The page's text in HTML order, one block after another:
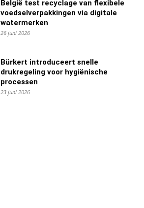
België test recyclage van flexibele
voedselverpakkingen via digitale
watermerken
26 juni 2026
Bürkert introduceert snelle
drukregeling voor hygiënische
processen
23 juni 2026